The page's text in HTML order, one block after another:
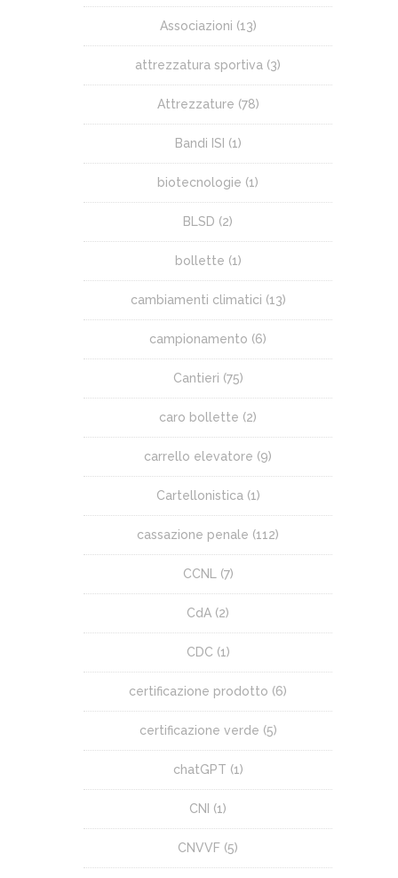
Associazioni (13)
attrezzatura sportiva (3)
Attrezzature (78)
Bandi ISI (1)
biotecnologie (1)
BLSD (2)
bollette (1)
cambiamenti climatici (13)
campionamento (6)
Cantieri (75)
caro bollette (2)
carrello elevatore (9)
Cartellonistica (1)
cassazione penale (112)
CCNL (7)
CdA (2)
CDC (1)
certificazione prodotto (6)
certificazione verde (5)
chatGPT (1)
CNI (1)
CNVVF (5)